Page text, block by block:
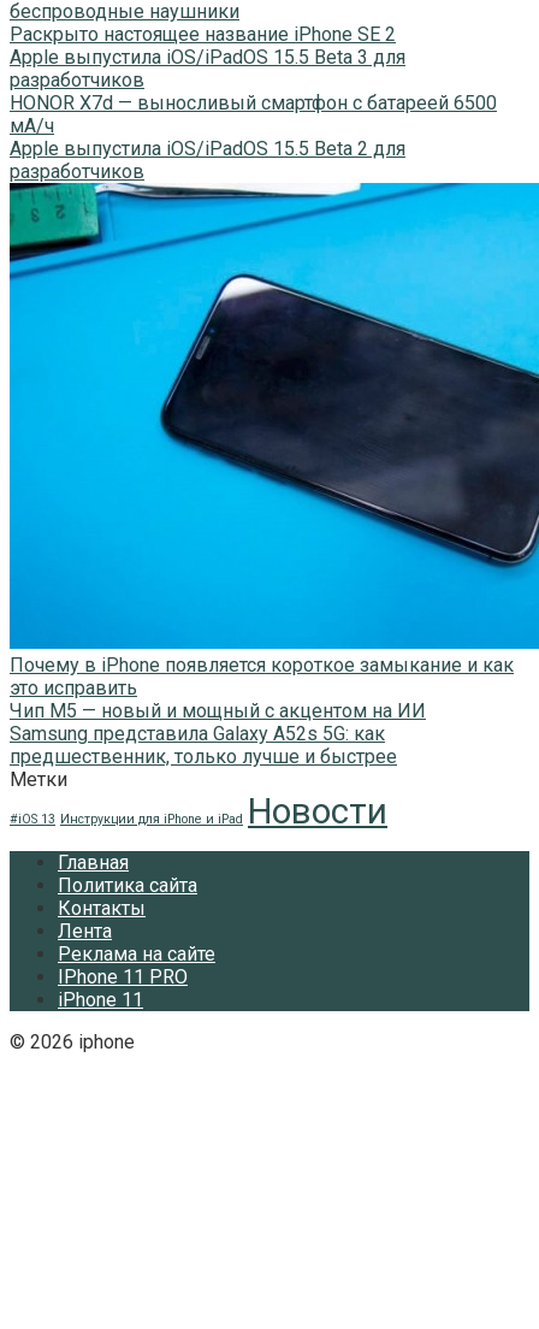
беспроводные наушники
Раскрыто настоящее название iPhone SE 2
Apple выпустила iOS/iPadOS 15.5 Beta 3 для
разработчиков
HONOR X7d — выносливый смартфон с батареей 6500
мА/ч
Apple выпустила iOS/iPadOS 15.5 Beta 2 для
разработчиков
Почему в iPhone появляется короткое замыкание и как
это исправить
Чип M5 — новый и мощный с акцентом на ИИ
Samsung представила Galaxy A52s 5G: как
предшественник, только лучше и быстрее
Метки
#iOS 13 Инструкции для iPhone и iPad Новости
Главная
Политика сайта
Контакты
Лента
Реклама на сайте
IPhone 11 PRO
iPhone 11
© 2026 iphone